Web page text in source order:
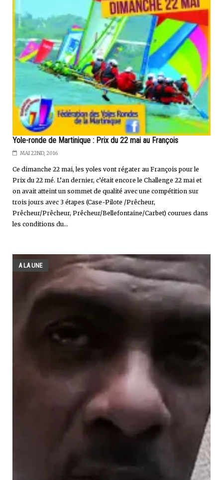
Yole-ronde de Martinique : Prix du 22 mai au François
MAI 22ND, 2016
Ce dimanche 22 mai, les yoles vont régater au François pour le
Prix du 22 mé. L’an dernier, c’était encore le Challenge 22 mai et
on avait atteint un sommet de qualité avec une compétition sur
trois jours avec 3 étapes (Case-Pilote /Prêcheur,
Prêcheur/Prêcheur, Prêcheur/Bellefontaine/Carbet) courues dans
les conditions du...
A LA UNE